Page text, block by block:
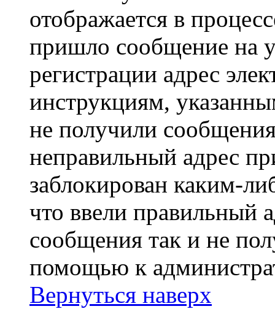
отображается в
пришло сообщение на
регистрации адрес
инструкциям,
не получили
неправильный адрес
заблокирован каким-
что ввели правильный
сообщения так и не
помощью к
Вернуться наверх